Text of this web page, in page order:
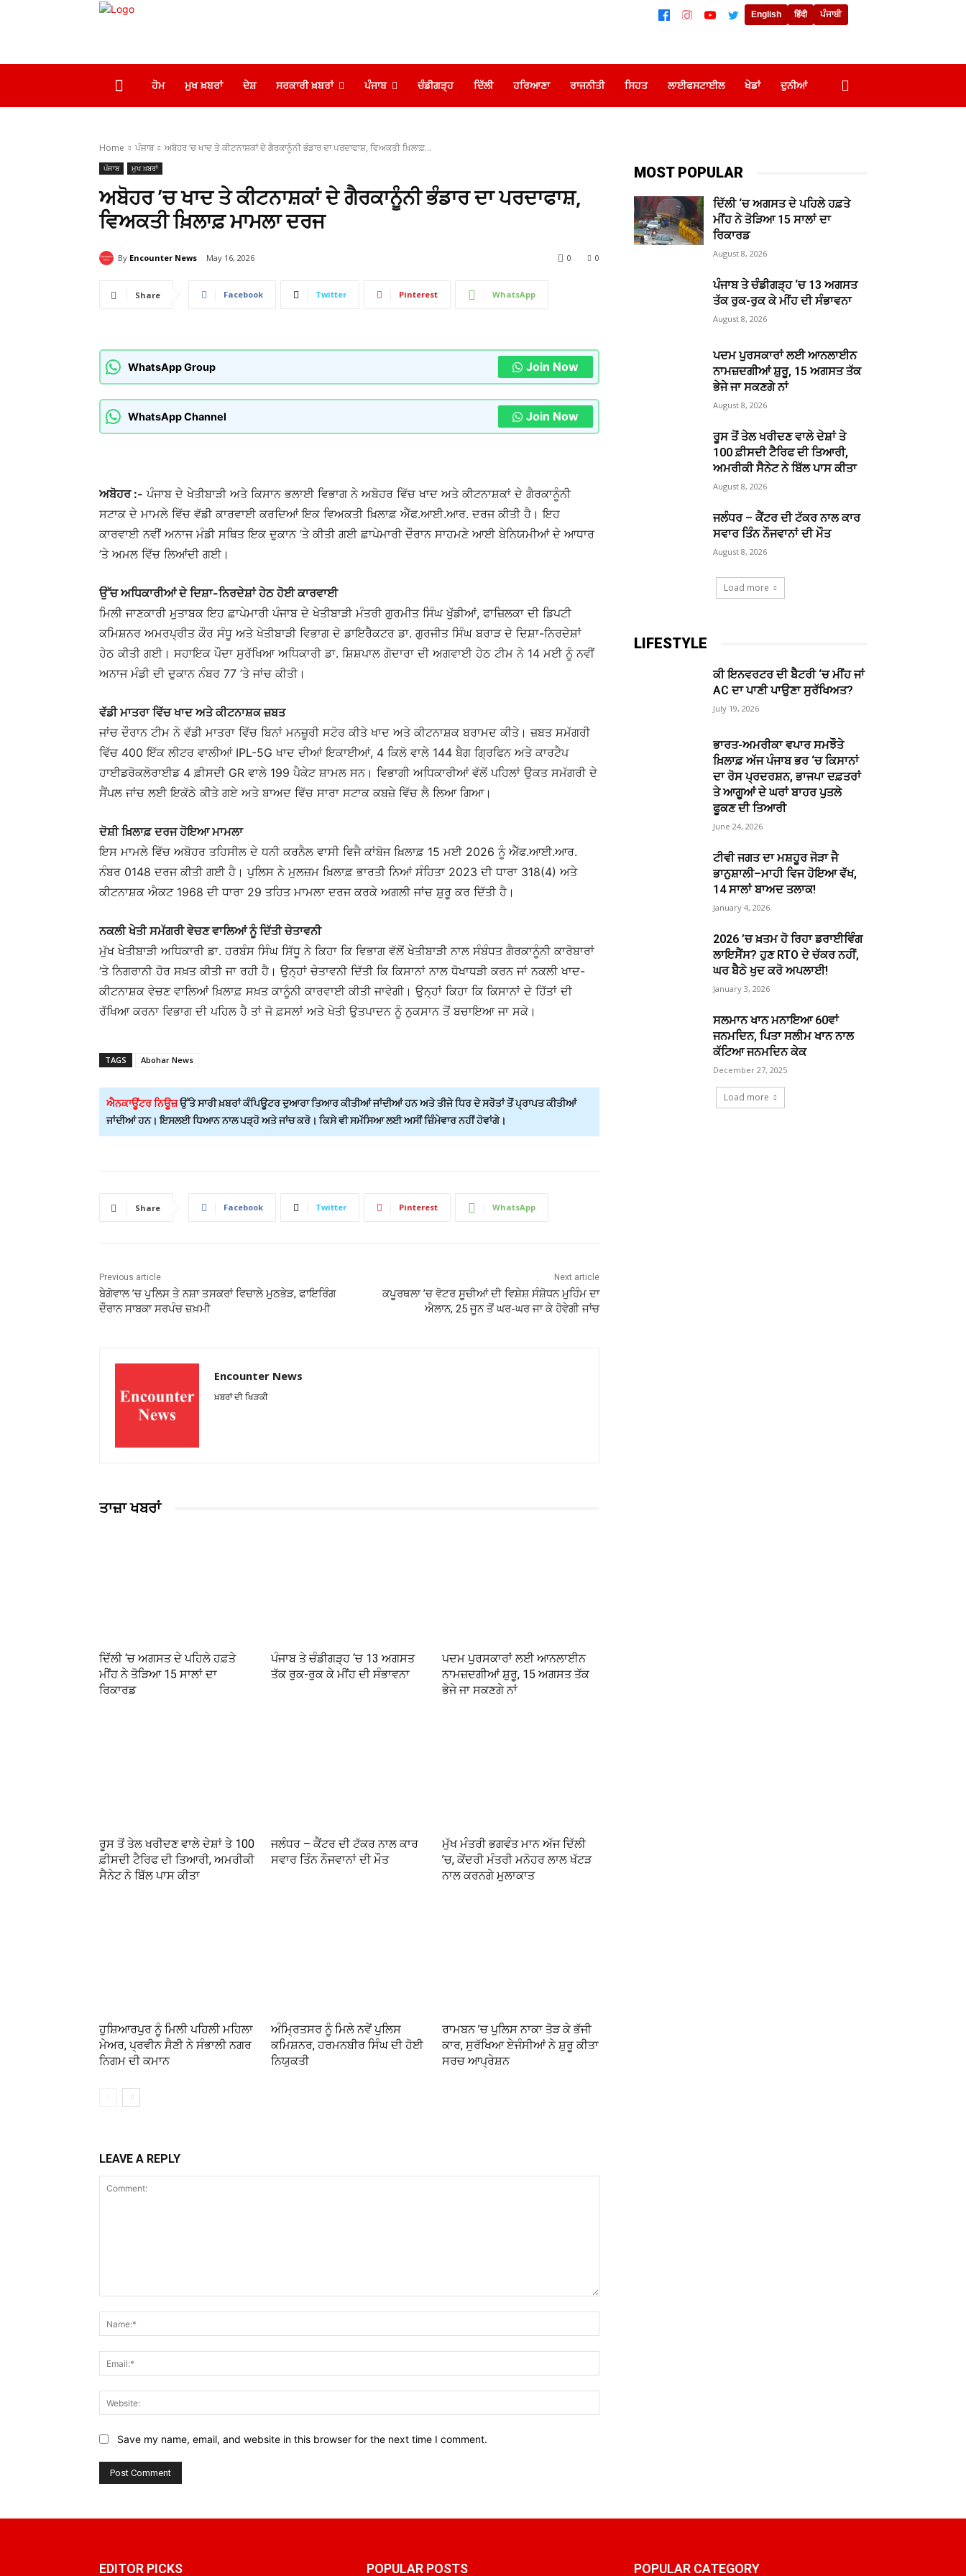
English हिंदी ਪੰਜਾਬੀ
ਹੋਮ ਮੁਖ ਖ਼ਬਰਾਂ ਦੇਸ਼ ਸਰਕਾਰੀ ਖ਼ਬਰਾਂ ਪੰਜਾਬ ਚੰਡੀਗੜ੍ਹ ਦਿੱਲੀ ਹਰਿਆਣਾ ਰਾਜਨੀਤੀ ਸਿਹਤ ਲਾਈਫਸਟਾਈਲ ਖੇਡਾਂ ਦੁਨੀਆਂ
Home ਪੰਜਾਬ ਅਬੋਹਰ ’ਚ ਖਾਦ ਤੇ ਕੀਟਨਾਸ਼ਕਾਂ ਦੇ ਗੈਰਕਾਨੂੰਨੀ ਭੰਡਾਰ ਦਾ ਪਰਦਾਫਾਸ਼, ਵਿਅਕਤੀ ਖ਼ਿਲਾਫ਼...
ਪੰਜਾਬ ਮੁਖ ਖ਼ਬਰਾਂ
ਅਬੋਹਰ ’ਚ ਖਾਦ ਤੇ ਕੀਟਨਾਸ਼ਕਾਂ ਦੇ ਗੈਰਕਾਨੂੰਨੀ ਭੰਡਾਰ ਦਾ ਪਰਦਾਫਾਸ਼,
ਵਿਅਕਤੀ ਖ਼ਿਲਾਫ਼ ਮਾਮਲਾ ਦਰਜ
By Encounter News May 16, 2026 0
0
Share Facebook Twitter Pinterest WhatsApp
WhatsApp Group Join Now
WhatsApp Channel Join Now
ਅਬੋਹਰ :- ਪੰਜਾਬ ਦੇ ਖੇਤੀਬਾੜੀ ਅਤੇ ਕਿਸਾਨ ਭਲਾਈ ਵਿਭਾਗ ਨੇ ਅਬੋਹਰ ਵਿੱਚ ਖਾਦ ਅਤੇ ਕੀਟਨਾਸ਼ਕਾਂ ਦੇ ਗੈਰਕਾਨੂੰਨੀ
ਸਟਾਕ ਦੇ ਮਾਮਲੇ ਵਿੱਚ ਵੱਡੀ ਕਾਰਵਾਈ ਕਰਦਿਆਂ ਇਕ ਵਿਅਕਤੀ ਖ਼ਿਲਾਫ਼ ਐੱਫ.ਆਈ.ਆਰ. ਦਰਜ ਕੀਤੀ ਹੈ। ਇਹ
ਕਾਰਵਾਈ ਨਵੀਂ ਅਨਾਜ ਮੰਡੀ ਸਥਿਤ ਇਕ ਦੁਕਾਨ ’ਤੇ ਕੀਤੀ ਗਈ ਛਾਪੇਮਾਰੀ ਦੌਰਾਨ ਸਾਹਮਣੇ ਆਈ ਬੇਨਿਯਮੀਆਂ ਦੇ ਆਧਾਰ
’ਤੇ ਅਮਲ ਵਿੱਚ ਲਿਆਂਦੀ ਗਈ।
ਉੱਚ ਅਧਿਕਾਰੀਆਂ ਦੇ ਦਿਸ਼ਾ-ਨਿਰਦੇਸ਼ਾਂ ਹੇਠ ਹੋਈ ਕਾਰਵਾਈ
ਮਿਲੀ ਜਾਣਕਾਰੀ ਮੁਤਾਬਕ ਇਹ ਛਾਪੇਮਾਰੀ ਪੰਜਾਬ ਦੇ ਖੇਤੀਬਾੜੀ ਮੰਤਰੀ ਗੁਰਮੀਤ ਸਿੰਘ ਖੁੱਡੀਆਂ, ਫਾਜ਼ਿਲਕਾ ਦੀ ਡਿਪਟੀ
ਕਮਿਸ਼ਨਰ ਅਮਰਪ੍ਰੀਤ ਕੌਰ ਸੰਧੂ ਅਤੇ ਖੇਤੀਬਾੜੀ ਵਿਭਾਗ ਦੇ ਡਾਇਰੈਕਟਰ ਡਾ. ਗੁਰਜੀਤ ਸਿੰਘ ਬਰਾੜ ਦੇ ਦਿਸ਼ਾ-ਨਿਰਦੇਸ਼ਾਂ
ਹੇਠ ਕੀਤੀ ਗਈ। ਸਹਾਇਕ ਪੌਦਾ ਸੁਰੱਖਿਆ ਅਧਿਕਾਰੀ ਡਾ. ਸ਼ਿਸ਼ਪਾਲ ਗੋਦਾਰਾ ਦੀ ਅਗਵਾਈ ਹੇਠ ਟੀਮ ਨੇ 14 ਮਈ ਨੂੰ ਨਵੀਂ
ਅਨਾਜ ਮੰਡੀ ਦੀ ਦੁਕਾਨ ਨੰਬਰ 77 ’ਤੇ ਜਾਂਚ ਕੀਤੀ।
ਵੱਡੀ ਮਾਤਰਾ ਵਿੱਚ ਖਾਦ ਅਤੇ ਕੀਟਨਾਸ਼ਕ ਜ਼ਬਤ
ਜਾਂਚ ਦੌਰਾਨ ਟੀਮ ਨੇ ਵੱਡੀ ਮਾਤਰਾ ਵਿੱਚ ਬਿਨਾਂ ਮਨਜ਼ੂਰੀ ਸਟੋਰ ਕੀਤੇ ਖਾਦ ਅਤੇ ਕੀਟਨਾਸ਼ਕ ਬਰਾਮਦ ਕੀਤੇ। ਜ਼ਬਤ ਸਮੱਗਰੀ
ਵਿੱਚ 400 ਇੱਕ ਲੀਟਰ ਵਾਲੀਆਂ IPL-5G ਖਾਦ ਦੀਆਂ ਇਕਾਈਆਂ, 4 ਕਿਲੋ ਵਾਲੇ 144 ਬੈਗ ਗ੍ਰਿਫਿਨ ਅਤੇ ਕਾਰਟੈਪ
ਹਾਈਡਰੋਕਲੋਰਾਈਡ 4 ਫ਼ੀਸਦੀ GR ਵਾਲੇ 199 ਪੈਕੇਟ ਸ਼ਾਮਲ ਸਨ। ਵਿਭਾਗੀ ਅਧਿਕਾਰੀਆਂ ਵੱਲੋਂ ਪਹਿਲਾਂ ਉਕਤ ਸਮੱਗਰੀ ਦੇ
ਸੈਂਪਲ ਜਾਂਚ ਲਈ ਇਕੱਠੇ ਕੀਤੇ ਗਏ ਅਤੇ ਬਾਅਦ ਵਿੱਚ ਸਾਰਾ ਸਟਾਕ ਕਬਜ਼ੇ ਵਿੱਚ ਲੈ ਲਿਆ ਗਿਆ।
ਦੋਸ਼ੀ ਖ਼ਿਲਾਫ਼ ਦਰਜ ਹੋਇਆ ਮਾਮਲਾ
ਇਸ ਮਾਮਲੇ ਵਿੱਚ ਅਬੋਹਰ ਤਹਿਸੀਲ ਦੇ ਧਨੀ ਕਰਨੈਲ ਵਾਸੀ ਵਿਜੈ ਕਾਂਬੋਜ ਖ਼ਿਲਾਫ਼ 15 ਮਈ 2026 ਨੂੰ ਐੱਫ.ਆਈ.ਆਰ.
ਨੰਬਰ 0148 ਦਰਜ ਕੀਤੀ ਗਈ ਹੈ। ਪੁਲਿਸ ਨੇ ਮੁਲਜ਼ਮ ਖ਼ਿਲਾਫ਼ ਭਾਰਤੀ ਨਿਆਂ ਸੰਹਿਤਾ 2023 ਦੀ ਧਾਰਾ 318(4) ਅਤੇ
ਕੀਟਨਾਸ਼ਕ ਐਕਟ 1968 ਦੀ ਧਾਰਾ 29 ਤਹਿਤ ਮਾਮਲਾ ਦਰਜ ਕਰਕੇ ਅਗਲੀ ਜਾਂਚ ਸ਼ੁਰੂ ਕਰ ਦਿੱਤੀ ਹੈ।
ਨਕਲੀ ਖੇਤੀ ਸਮੱਗਰੀ ਵੇਚਣ ਵਾਲਿਆਂ ਨੂੰ ਦਿੱਤੀ ਚੇਤਾਵਨੀ
ਮੁੱਖ ਖੇਤੀਬਾੜੀ ਅਧਿਕਾਰੀ ਡਾ. ਹਰਬੰਸ ਸਿੰਘ ਸਿੱਧੂ ਨੇ ਕਿਹਾ ਕਿ ਵਿਭਾਗ ਵੱਲੋਂ ਖੇਤੀਬਾੜੀ ਨਾਲ ਸੰਬੰਧਤ ਗੈਰਕਾਨੂੰਨੀ ਕਾਰੋਬਾਰਾਂ
’ਤੇ ਨਿਗਰਾਨੀ ਹੋਰ ਸਖ਼ਤ ਕੀਤੀ ਜਾ ਰਹੀ ਹੈ। ਉਨ੍ਹਾਂ ਚੇਤਾਵਨੀ ਦਿੱਤੀ ਕਿ ਕਿਸਾਨਾਂ ਨਾਲ ਧੋਖਾਧੜੀ ਕਰਨ ਜਾਂ ਨਕਲੀ ਖਾਦ-
ਕੀਟਨਾਸ਼ਕ ਵੇਚਣ ਵਾਲਿਆਂ ਖ਼ਿਲਾਫ਼ ਸਖ਼ਤ ਕਾਨੂੰਨੀ ਕਾਰਵਾਈ ਕੀਤੀ ਜਾਵੇਗੀ। ਉਨ੍ਹਾਂ ਕਿਹਾ ਕਿ ਕਿਸਾਨਾਂ ਦੇ ਹਿੱਤਾਂ ਦੀ
ਰੱਖਿਆ ਕਰਨਾ ਵਿਭਾਗ ਦੀ ਪਹਿਲ ਹੈ ਤਾਂ ਜੋ ਫ਼ਸਲਾਂ ਅਤੇ ਖੇਤੀ ਉਤਪਾਦਨ ਨੂੰ ਨੁਕਸਾਨ ਤੋਂ ਬਚਾਇਆ ਜਾ ਸਕੇ।
TAGS Abohar News
ਐਨਕਾਊਂਟਰ ਨਿਊਜ਼ਉੱਤੇ ਸਾਰੀ ਖ਼ਬਰਾਂ ਕੰਪਿਊਟਰ ਦੁਆਰਾ ਤਿਆਰ ਕੀਤੀਆਂ ਜਾਂਦੀਆਂ ਹਨ ਅਤੇ ਤੀਜੇ ਧਿਰ ਦੇ ਸਰੋਤਾਂ ਤੋਂ ਪ੍ਰਾਪਤ ਕੀਤੀਆਂ
ਜਾਂਦੀਆਂ ਹਨ। ਇਸਲਈ ਧਿਆਨ ਨਾਲ ਪੜ੍ਹੋ ਅਤੇ ਜਾਂਚ ਕਰੋ। ਕਿਸੇ ਵੀ ਸਮੱਸਿਆ ਲਈ ਅਸੀਂ ਜ਼ਿੰਮੇਵਾਰ ਨਹੀਂ ਹੋਵਾਂਗੇ।
Share Facebook Twitter Pinterest WhatsApp
Previous article
ਬੇਗੋਵਾਲ ’ਚ ਪੁਲਿਸ ਤੇ ਨਸ਼ਾ ਤਸਕਰਾਂ ਵਿਚਾਲੇ ਮੁਠਭੇੜ, ਫਾਇਰਿੰਗ
ਦੌਰਾਨ ਸਾਬਕਾ ਸਰਪੰਚ ਜ਼ਖ਼ਮੀ
Next article
ਕਪੂਰਥਲਾ ’ਚ ਵੋਟਰ ਸੂਚੀਆਂ ਦੀ ਵਿਸ਼ੇਸ਼ ਸੰਸ਼ੋਧਨ ਮੁਹਿੰਮ ਦਾ
ਐਲਾਨ, 25 ਜੂਨ ਤੋਂ ਘਰ-ਘਰ ਜਾ ਕੇ ਹੋਵੇਗੀ ਜਾਂਚ
Encounter News
ਖ਼ਬਰਾਂ ਦੀ ਖਿੜਕੀ
ਤਾਜ਼ਾ ਖਬਰਾਂ
ਦਿੱਲੀ ‘ਚ ਅਗਸਤ ਦੇ ਪਹਿਲੇ ਹਫ਼ਤੇ
ਮੀਂਹ ਨੇ ਤੋੜਿਆ 15 ਸਾਲਾਂ ਦਾ
ਰਿਕਾਰਡ
ਪੰਜਾਬ ਤੇ ਚੰਡੀਗੜ੍ਹ ‘ਚ 13 ਅਗਸਤ
ਤੱਕ ਰੁਕ-ਰੁਕ ਕੇ ਮੀਂਹ ਦੀ ਸੰਭਾਵਨਾ
ਪਦਮ ਪੁਰਸਕਾਰਾਂ ਲਈ ਆਨਲਾਈਨ
ਨਾਮਜ਼ਦਗੀਆਂ ਸ਼ੁਰੂ, 15 ਅਗਸਤ ਤੱਕ
ਭੇਜੇ ਜਾ ਸਕਣਗੇ ਨਾਂ
ਰੂਸ ਤੋਂ ਤੇਲ ਖਰੀਦਣ ਵਾਲੇ ਦੇਸ਼ਾਂ ਤੇ 100
ਫ਼ੀਸਦੀ ਟੈਰਿਫ ਦੀ ਤਿਆਰੀ, ਅਮਰੀਕੀ
ਸੈਨੇਟ ਨੇ ਬਿੱਲ ਪਾਸ ਕੀਤਾ
ਜਲੰਧਰ – ਕੈਂਟਰ ਦੀ ਟੱਕਰ ਨਾਲ ਕਾਰ
ਸਵਾਰ ਤਿੰਨ ਨੌਜਵਾਨਾਂ ਦੀ ਮੌਤ
ਮੁੱਖ ਮੰਤਰੀ ਭਗਵੰਤ ਮਾਨ ਅੱਜ ਦਿੱਲੀ
’ਚ, ਕੇਂਦਰੀ ਮੰਤਰੀ ਮਨੋਹਰ ਲਾਲ ਖੱਟੜ
ਨਾਲ ਕਰਨਗੇ ਮੁਲਾਕਾਤ
ਹੁਸ਼ਿਆਰਪੁਰ ਨੂੰ ਮਿਲੀ ਪਹਿਲੀ ਮਹਿਲਾ
ਮੇਅਰ, ਪ੍ਰਵੀਨ ਸੈਣੀ ਨੇ ਸੰਭਾਲੀ ਨਗਰ
ਨਿਗਮ ਦੀ ਕਮਾਨ
ਅੰਮ੍ਰਿਤਸਰ ਨੂੰ ਮਿਲੇ ਨਵੇਂ ਪੁਲਿਸ
ਕਮਿਸ਼ਨਰ, ਹਰਮਨਬੀਰ ਸਿੰਘ ਦੀ ਹੋਈ
ਨਿਯੁਕਤੀ
ਰਾਮਬਨ ’ਚ ਪੁਲਿਸ ਨਾਕਾ ਤੋੜ ਕੇ ਭੱਜੀ
ਕਾਰ, ਸੁਰੱਖਿਆ ਏਜੰਸੀਆਂ ਨੇ ਸ਼ੁਰੂ ਕੀਤਾ
ਸਰਚ ਆਪ੍ਰੇਸ਼ਨ
LEAVE A REPLY
Save my name, email, and website in this browser for the next time I comment.
MOST POPULAR
ਦਿੱਲੀ ‘ਚ ਅਗਸਤ ਦੇ ਪਹਿਲੇ ਹਫ਼ਤੇ
ਮੀਂਹ ਨੇ ਤੋੜਿਆ 15 ਸਾਲਾਂ ਦਾ
ਰਿਕਾਰਡ
August 8, 2026
ਪੰਜਾਬ ਤੇ ਚੰਡੀਗੜ੍ਹ ‘ਚ 13 ਅਗਸਤ
ਤੱਕ ਰੁਕ-ਰੁਕ ਕੇ ਮੀਂਹ ਦੀ ਸੰਭਾਵਨਾ
August 8, 2026
ਪਦਮ ਪੁਰਸਕਾਰਾਂ ਲਈ ਆਨਲਾਈਨ
ਨਾਮਜ਼ਦਗੀਆਂ ਸ਼ੁਰੂ, 15 ਅਗਸਤ ਤੱਕ
ਭੇਜੇ ਜਾ ਸਕਣਗੇ ਨਾਂ
August 8, 2026
ਰੂਸ ਤੋਂ ਤੇਲ ਖਰੀਦਣ ਵਾਲੇ ਦੇਸ਼ਾਂ ਤੇ
100 ਫ਼ੀਸਦੀ ਟੈਰਿਫ ਦੀ ਤਿਆਰੀ,
ਅਮਰੀਕੀ ਸੈਨੇਟ ਨੇ ਬਿੱਲ ਪਾਸ ਕੀਤਾ
August 8, 2026
ਜਲੰਧਰ – ਕੈਂਟਰ ਦੀ ਟੱਕਰ ਨਾਲ ਕਾਰ
ਸਵਾਰ ਤਿੰਨ ਨੌਜਵਾਨਾਂ ਦੀ ਮੌਤ
August 8, 2026
Load more
LIFESTYLE
ਕੀ ਇਨਵਰਟਰ ਦੀ ਬੈਟਰੀ ‘ਚ ਮੀਂਹ ਜਾਂ
AC ਦਾ ਪਾਣੀ ਪਾਉਣਾ ਸੁਰੱਖਿਅਤ?
July 19, 2026
ਭਾਰਤ-ਅਮਰੀਕਾ ਵਪਾਰ ਸਮਝੌਤੇ
ਖ਼ਿਲਾਫ਼ ਅੱਜ ਪੰਜਾਬ ਭਰ ‘ਚ ਕਿਸਾਨਾਂ
ਦਾ ਰੋਸ ਪ੍ਰਦਰਸ਼ਨ, ਭਾਜਪਾ ਦਫ਼ਤਰਾਂ
ਤੇ ਆਗੂਆਂ ਦੇ ਘਰਾਂ ਬਾਹਰ ਪੁਤਲੇ
ਫੂਕਣ ਦੀ ਤਿਆਰੀ
June 24, 2026
ਟੀਵੀ ਜਗਤ ਦਾ ਮਸ਼ਹੂਰ ਜੋੜਾ ਜੈ
ਭਾਨੁਸ਼ਾਲੀ–ਮਾਹੀ ਵਿਜ ਹੋਇਆ ਵੱਖ,
14 ਸਾਲਾਂ ਬਾਅਦ ਤਲਾਕ!
January 4, 2026
2026 ’ਚ ਖ਼ਤਮ ਹੋ ਰਿਹਾ ਡਰਾਈਵਿੰਗ
ਲਾਇਸੈਂਸ? ਹੁਣ RTO ਦੇ ਚੱਕਰ ਨਹੀਂ,
ਘਰ ਬੈਠੇ ਖੁਦ ਕਰੋ ਅਪਲਾਈ!
January 3, 2026
ਸਲਮਾਨ ਖਾਨ ਮਨਾਇਆ 60ਵਾਂ
ਜਨਮਦਿਨ, ਪਿਤਾ ਸਲੀਮ ਖਾਨ ਨਾਲ
ਕੱਟਿਆ ਜਨਮਦਿਨ ਕੇਕ
December 27, 2025
Load more
EDITOR PICKS POPULAR POSTS POPULAR CATEGORY